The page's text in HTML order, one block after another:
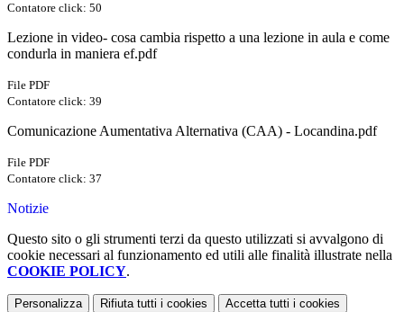
Contatore click: 50
Lezione in video- cosa cambia rispetto a una lezione in aula e come
condurla in maniera ef.pdf
File PDF
Contatore click: 39
Comunicazione Aumentativa Alternativa (CAA) - Locandina.pdf
File PDF
Contatore click: 37
Notizie
Questo sito o gli strumenti terzi da questo utilizzati si avvalgono di
cookie necessari al funzionamento ed utili alle finalità illustrate nella
COOKIE POLICY.
Personalizza Rifiuta tutti i cookies Accetta tutti i cookies